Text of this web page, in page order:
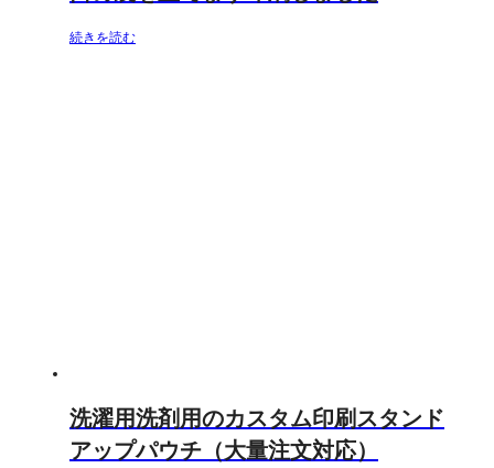
続きを読む
洗濯用洗剤用のカスタム印刷スタンド
アップパウチ（大量注文対応）